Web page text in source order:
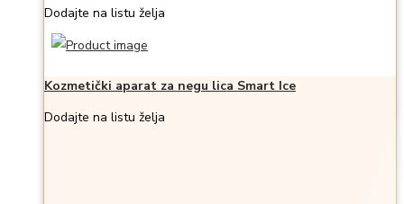
Dodajte na listu želja
Kozmetički aparat za negu lica Smart Ice
Dodajte na listu želja